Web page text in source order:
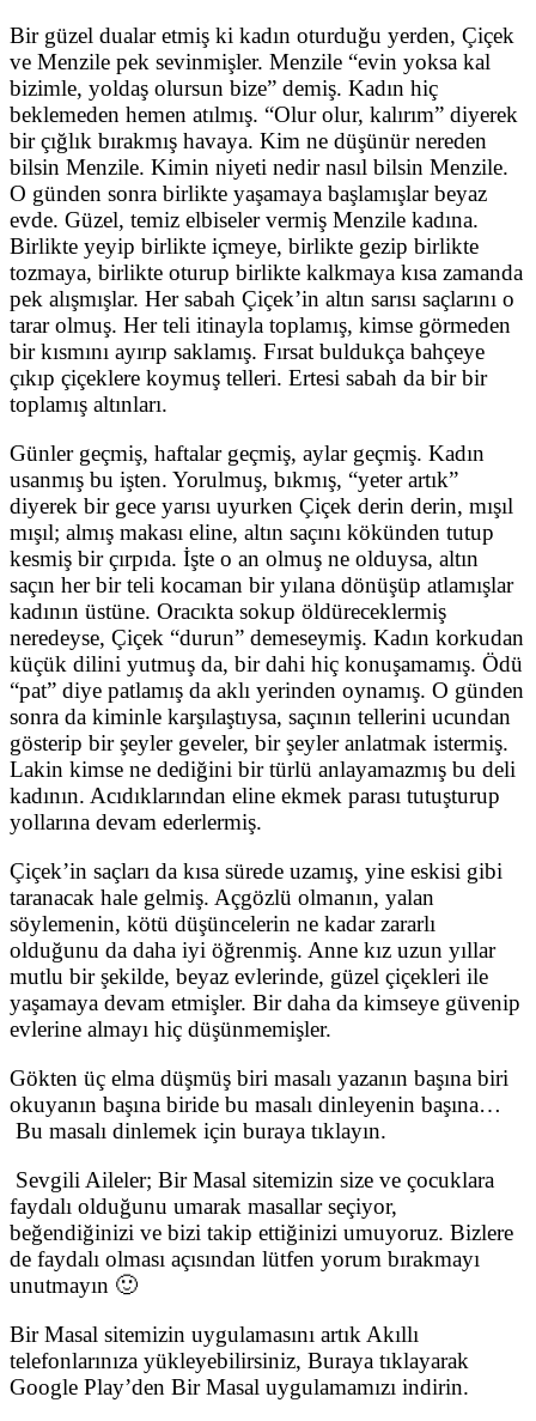
Bir güzel dualar etmiş ki kadın oturduğu yerden, Çiçek
ve Menzile pek sevinmişler. Menzile “evin yoksa kal
bizimle, yoldaş olursun bize” demiş. Kadın hiç
beklemeden hemen atılmış. “Olur olur, kalırım” diyerek
bir çığlık bırakmış havaya. Kim ne düşünür nereden
bilsin Menzile. Kimin niyeti nedir nasıl bilsin Menzile.
O günden sonra birlikte yaşamaya başlamışlar beyaz
evde. Güzel, temiz elbiseler vermiş Menzile kadına.
Birlikte yeyip birlikte içmeye, birlikte gezip birlikte
tozmaya, birlikte oturup birlikte kalkmaya kısa zamanda
pek alışmışlar. Her sabah Çiçek’in altın sarısı saçlarını o
tarar olmuş. Her teli itinayla toplamış, kimse görmeden
bir kısmını ayırıp saklamış. Fırsat buldukça bahçeye
çıkıp çiçeklere koymuş telleri. Ertesi sabah da bir bir
toplamış altınları.
Günler geçmiş, haftalar geçmiş, aylar geçmiş. Kadın
usanmış bu işten. Yorulmuş, bıkmış, “yeter artık”
diyerek bir gece yarısı uyurken Çiçek derin derin, mışıl
mışıl; almış makası eline, altın saçını kökünden tutup
kesmiş bir çırpıda. İşte o an olmuş ne olduysa, altın
saçın her bir teli kocaman bir yılana dönüşüp atlamışlar
kadının üstüne. Oracıkta sokup öldüreceklermiş
neredeyse, Çiçek “durun” demeseymiş. Kadın korkudan
küçük dilini yutmuş da, bir dahi hiç konuşamamış. Ödü
“pat” diye patlamış da aklı yerinden oynamış. O günden
sonra da kiminle karşılaştıysa, saçının tellerini ucundan
gösterip bir şeyler geveler, bir şeyler anlatmak istermiş.
Lakin kimse ne dediğini bir türlü anlayamazmış bu deli
kadının. Acıdıklarından eline ekmek parası tutuşturup
yollarına devam ederlermiş.
Çiçek’in saçları da kısa sürede uzamış, yine eskisi gibi
taranacak hale gelmiş. Açgözlü olmanın, yalan
söylemenin, kötü düşüncelerin ne kadar zararlı
olduğunu da daha iyi öğrenmiş. Anne kız uzun yıllar
mutlu bir şekilde, beyaz evlerinde, güzel çiçekleri ile
yaşamaya devam etmişler. Bir daha da kimseye güvenip
evlerine almayı hiç düşünmemişler.
Gökten üç elma düşmüş biri masalı yazanın başına biri
okuyanın başına biride bu masalı dinleyenin başına…
Bu masalı dinlemek için buraya tıklayın.
Sevgili Aileler; Bir Masal sitemizin size ve çocuklara
faydalı olduğunu umarak masallar seçiyor,
beğendiğinizi ve bizi takip ettiğinizi umuyoruz. Bizlere
de faydalı olması açısından lütfen yorum bırakmayı
unutmayın 🙂
Bir Masal sitemizin uygulamasını artık Akıllı
telefonlarınıza yükleyebilirsiniz, Buraya tıklayarak
Google Play’den Bir Masal uygulamamızı indirin.